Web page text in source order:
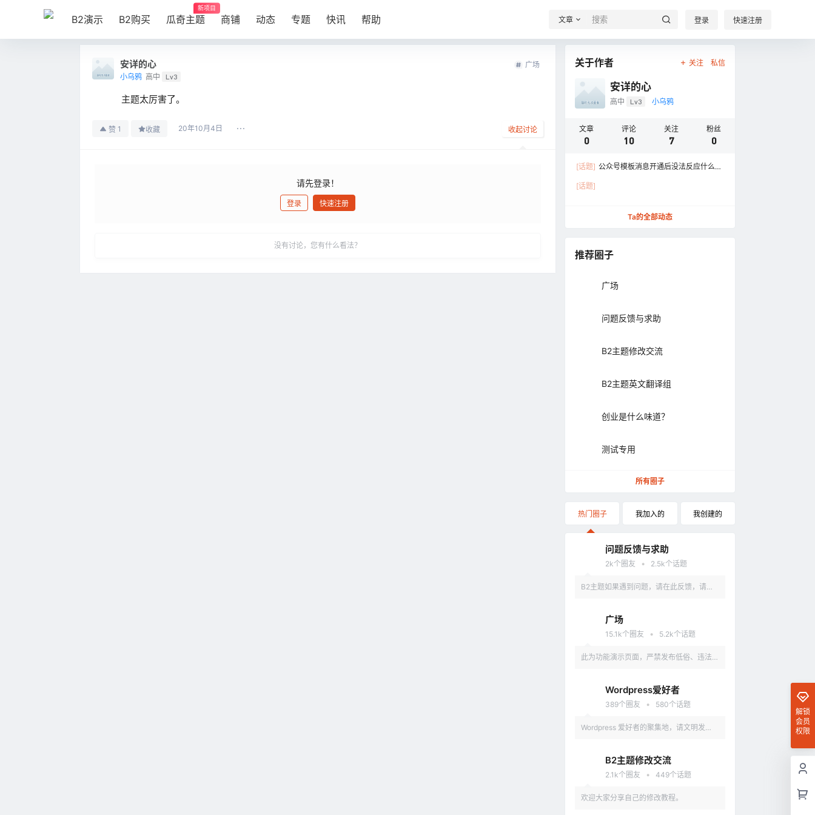
B2演示 B2购买 瓜奇主题
新项目
商铺 动态 专题 快讯 帮助 文章 登录 快速注册
安详的心
小乌鸦 高中 Lv3
广场
主题太厉害了。
赞 1 收藏 20年10月4日 收起讨论
请先登录！
登录 快速注册
没有讨论，您有什么看法？
关于作者 关注 私信
安详的心
高中 Lv3 小乌鸦
文章
0
评论
10
关注
7
粉丝
0
[话题] 公众号模板消息开通后没法反应什么原
[话题]
Ta的全部动态
推荐圈子
广场
问题反馈与求助
B2主题修改交流
B2主题英文翻译组
创业是什么味道？
测试专用
所有圈子
热门圈子 我加入的 我创建的
问题反馈与求助
2k个圈友 • 2.5k个话题
B2主题如果遇到问题，请在此反馈，请具
广场
15.1k个圈友 • 5.2k个话题
此为功能演示页面，严禁发布低俗、违法、
Wordpress爱好者
389个圈友 • 580个话题
Wordpress 爱好者的聚集地，请文明发
B2主题修改交流
2.1k个圈友 • 449个话题
欢迎大家分享自己的修改教程。
解锁
会员
权限